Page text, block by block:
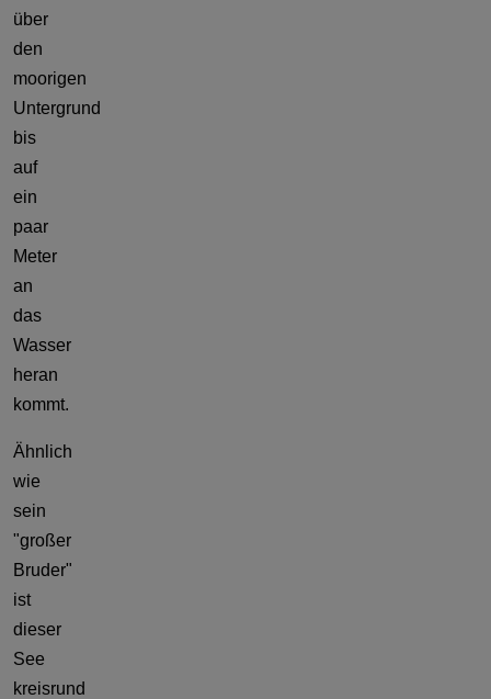
über
den
moorigen
Untergrund
bis
auf
ein
paar
Meter
an
das
Wasser
heran
kommt.
Ähnlich
wie
sein
"großer
Bruder"
ist
dieser
See
kreisrund